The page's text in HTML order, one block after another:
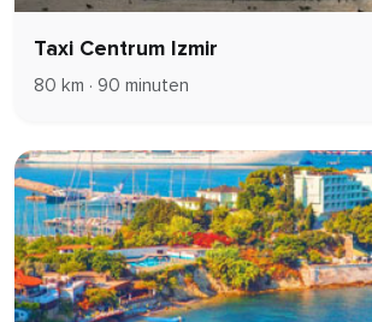
Taxi Centrum Izmir
80 km · 90 minuten